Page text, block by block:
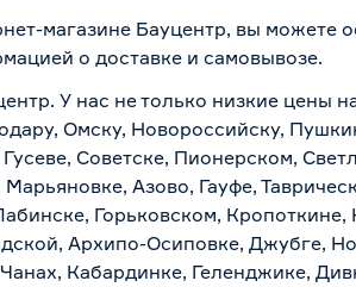
магазине Бауцентр, вы можете
о доставке и самовывозе.
У нас не только низкие цены
Омску, Новороссийску,
Советске, Пионерском,
Азово, Гауфе,
Горьковском,
Архипо-Осиповке, Джубге,
Кабардинке, Геленджике,